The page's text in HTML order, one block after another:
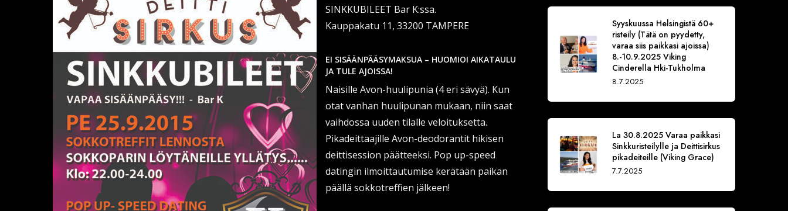
SINKKUBILEET Bar K:ssa.
Kauppakatu 11, 33200 TAMPERE
EI SISÄÄNPÄÄSYMAKSUA – HUOMIOI AIKATAULU
JA TULE AJOISSA!
Naisille Avon-huulipunia (4 eri sävyä). Kun
otat vanhan huulipunan mukaan, niin saat
vaihdossa uuden tilalle veloituksetta.
Pikadeittaajille Avon-deodorantit hikisen
deittisession päätteeksi. Pop up-speed
datingin ilmoittautumise kerätään paikan
päällä sokkotreffien jälkeen!
Syyskuussa Helsingistä 60+
risteily (Tätä on pyydetty,
varaa siis paikkasi ajoissa)
8.-10.9.2025 Viking
Cinderella Hki-Tukholma
8.7.2025
La 30.8.2025 Varaa paikkasi
Sinkkuristeilylle ja Deittisirkus
pikadeiteille (Viking Grace)
7.7.2025